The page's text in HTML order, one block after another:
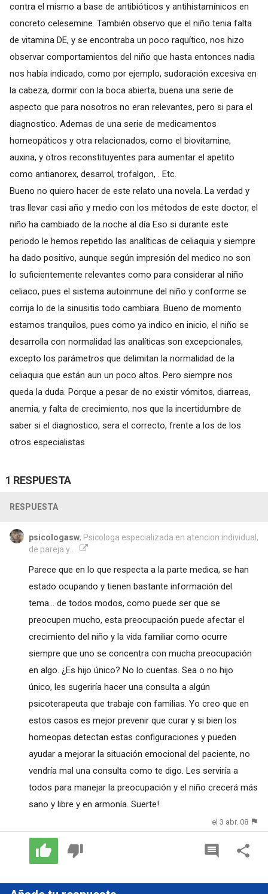
contra el mismo a base de antibióticos y antihistamínicos en
concreto celesemine. También observo que el niño tenia falta
de vitamina DE, y se encontraba un poco raquítico, nos hizo
observar comportamientos del niño que hasta entonces nadia
nos había indicado, como por ejemplo, sudoración excesiva en
la cabeza, dormir con la boca abierta, buena una serie de
aspecto que para nosotros no eran relevantes, pero si para el
diagnostico. Ademas de una serie de medicamentos
homeopáticos y otra relacionados, como el biovitamine,
auxina, y otros reconstituyentes para aumentar el apetito
como antianorex, desarrol, trofalgon, . Etc.
Bueno no quiero hacer de este relato una novela. La verdad y
tras llevar casi año y medio con los métodos de este doctor, el
niño ha cambiado de la noche al día Eso si durante este
periodo le hemos repetido las analíticas de celiaquia y siempre
ha dado positivo, aunque según impresión del medico no son
lo suficientemente relevantes como para considerar al niño
celiaco, pues el sistema autoinmune del niño y conforme se
corrija lo de la sinusitis todo cambiara. Bueno de momento
estamos tranquilos, pues como ya indico en inicio, el niño se
desarrolla con normalidad las analíticas son excepcionales,
excepto los parámetros que delimitan la normalidad de la
celiaquia que están aun un poco altos. Pero siempre nos
queda la duda. Porque a pesar de no existir vómitos, diarreas,
anemia, y falta de crecimiento, nos que la incertidumbre de
saber si el diagnostico, sera el correcto, frente a los de los
otros especialistas
1 RESPUESTA
RESPUESTA
psicologasw, Psicologa especializada en atencion individual,
de pareja y...
Parece que en lo que respecta a la parte medica, se han
estado ocupando y tienen bastante información del
tema... de todos modos, como puede ser que se
preocupen mucho, esta preocupación puede afectar el
crecimiento del niño y la vida familiar como ocurre
siempre que uno se concentra con mucha preocupación
en algo. ¿Es hijo único? No lo cuentas. Sea o no hijo
único, les sugeriría hacer una consulta a algún
psicoterapeuta que trabaje con familias. Yo creo que en
estos casos es mejor prevenir que curar y si bien los
homeopas detectan estas configuraciones y pueden
ayudar a mejorar la situación emocional del paciente, no
vendría mal una consulta como te digo. Les serviría a
todos para manejar la preocupación y el niño crecerá más
sano y libre y en armonía. Suerte!
el 3 abr. 08